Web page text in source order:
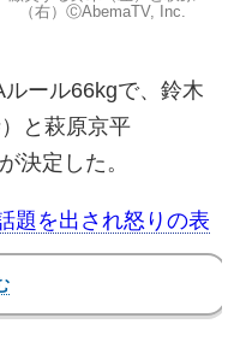
（右）ⒸAbemaTV, Inc.
ルール66kgで、鈴木
と萩原京平
決定した。
題を出され怒りの表
返す萩原